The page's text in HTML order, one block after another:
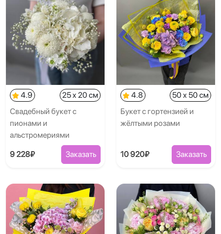
4.9
25 x 20 см
Свадебный букет с
пионами и
альстромериями
9 228₽ Заказать
4.8
50 x 50 см
Букет с гортензией и
жёлтыми розами
10 920₽ Заказать